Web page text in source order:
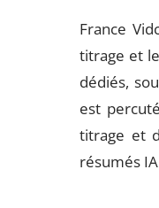
France
titrage et
dédiés,
est
titrage et
résumés